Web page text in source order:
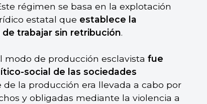
régimen se basa en la explotación
estatal que establece la
trabajar sin retribución.
modo de producción esclavista fue
social de las sociedades
de la producción era llevada a cabo por
y obligadas mediante la violencia a